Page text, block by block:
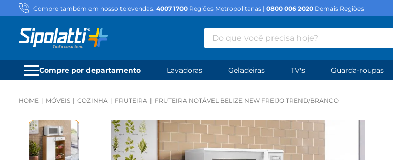
Compre também em nosso televendas: 4007 1700 Regiões Metropolitanas | 0800 006 2020 Demais Regiões
Do que você precisa hoje?
Compre por departamento Lavadoras Geladeiras TV's Guarda-roupas
MÓVEIS COZINHA FRUTEIRA FRUTEIRA NOTÁVEL BELIZE NEW FREIJO TREND/BRANCO